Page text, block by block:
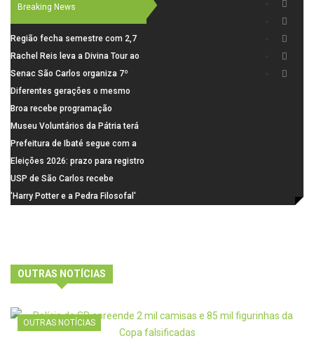
Breaking News
Região fecha semestre com 2,7
mil novosempregos e retoma
saldo positivo em junho
Rachel Reis leva a Divina Tour ao
interior de São Paulo com shows
inéditos em São Carlos e Jundiaí
Senac São Carlos organiza 7º
Fórum Internacional Senac de
Educadores com debates sobre
pensamento crítico, leitura e
diversidade
Diferentes gerações o mesmo
amor: pais do Saae contam como
a paternidade transformou suas
histórias
Broa recebe programação
esportiva com corrida, vela e
demonstração de paramotor
Museu Voluntários da Pátria terá
horário especial nesta segunda-
feira (10)
Prefeitura de Ibaté segue com a
Campanha do Agasalho segue
durante o mês de agosto
Eleições 2026: prazo para registro
de candidaturas acaba em 15 de
agosto
USP de São Carlos recebe
visitantes para apresentar cursos
'Harry Potter e a Pedra Filosofal'
OUTRAS NOTÍCIAS
OUTRAS NOTÍCIAS